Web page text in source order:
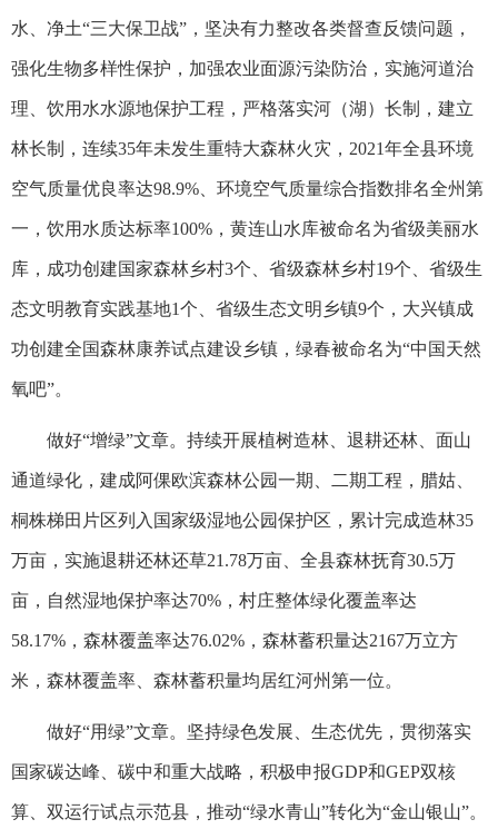
水、净土“三大保卫战”，坚决有力整改各类督查反馈问题，
强化生物多样性保护，加强农业面源污染防治，实施河道治
理、饮用水水源地保护工程，严格落实河（湖）长制，建立
林长制，连续35年未发生重特大森林火灾，2021年全县环境
空气质量优良率达98.9%、环境空气质量综合指数排名全州第
一，饮用水质达标率100%，黄连山水库被命名为省级美丽水
库，成功创建国家森林乡村3个、省级森林乡村19个、省级生
态文明教育实践基地1个、省级生态文明乡镇9个，大兴镇成
功创建全国森林康养试点建设乡镇，绿春被命名为“中国天然
氧吧”。
做好“增绿”文章。持续开展植树造林、退耕还林、面山
通道绿化，建成阿倮欧滨森林公园一期、二期工程，腊姑、
桐株梯田片区列入国家级湿地公园保护区，累计完成造林35
万亩，实施退耕还林还草21.78万亩、全县森林抚育30.5万
亩，自然湿地保护率达70%，村庄整体绿化覆盖率达
58.17%，森林覆盖率达76.02%，森林蓄积量达2167万立方
米，森林覆盖率、森林蓄积量均居红河州第一位。
做好“用绿”文章。坚持绿色发展、生态优先，贯彻落实
国家碳达峰、碳中和重大战略，积极申报GDP和GEP双核
算、双运行试点示范县，推动“绿水青山”转化为“金山银山”。